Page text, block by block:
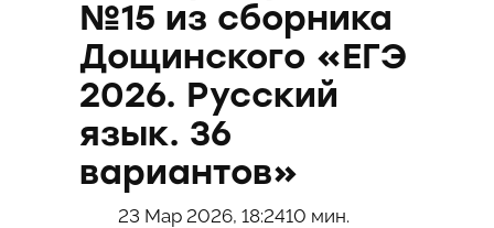
№15 из сборника
Дощинского «ЕГЭ
2026. Русский
язык. 36
вариантов»
23 Мар 2026, 18:2410 мин.